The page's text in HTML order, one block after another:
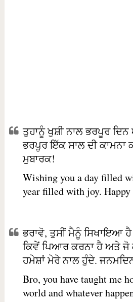
ਤੁਹਾਨੂੰ ਖੁਸ਼ੀ ਨਾਲ ਭਰਪੂਰ
ਭਰਪੂਰ ਇੱਕ ਸਾਲ ਦੀ ਕਾਮਨਾ
ਮੁਬਾਰਕ!
Wishing you a day filled
year filled with joy.
ਭਰਾਵੋ, ਤੁਸੀਂ ਮੈਨੂੰ ਸਿਖਾਇਆ
ਕਿਵੇਂ ਪਿਆਰ ਕਰਨਾ ਹੈ ਅਤੇ
ਹਮੇਸ਼ਾਂ ਮੇਰੇ ਨਾਲ ਹੁੰਦੇ.
Bro, you have taught me
world and whatever